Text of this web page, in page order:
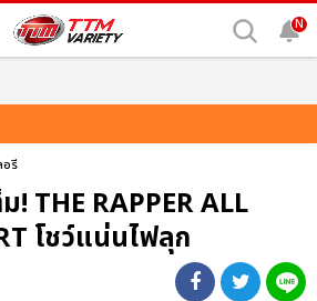
N
อรี
THE RAPPER ALL
โชว์แน่นไฟลุก